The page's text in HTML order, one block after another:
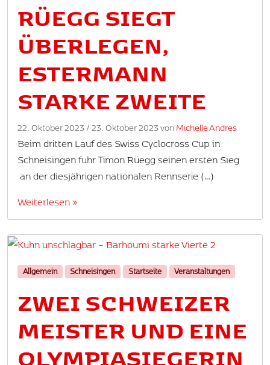
RÜEGG SIEGT
ÜBERLEGEN,
ESTERMANN
STARKE ZWEITE
22. Oktober 2023 / 23. Oktober 2023von Michelle Andres
Beim dritten Lauf des Swiss Cyclocross Cup in
Schneisingen fuhr Timon Rüegg seinen ersten Sieg
an der diesjährigen nationalen Rennserie (…)
Weiterlesen »
Allgemein Schneisingen Startseite Veranstaltungen
ZWEI SCHWEIZER
MEISTER UND EINE
OLYMPIASIEGERIN